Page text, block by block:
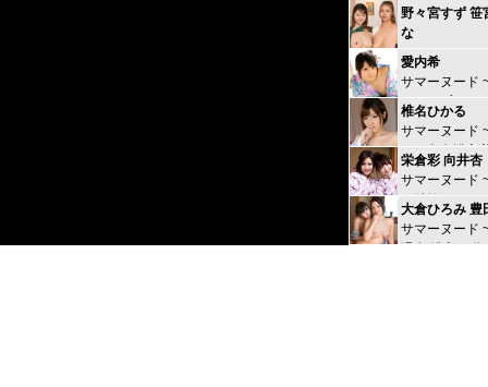
野々宮すず 笹
な
タイムファッ
ディット 時間
れ ~高級レス
編~
愛内希
サマーヌード
de Sex 交わ
椎名ひかる
サマーヌード
かな色白浴衣
秘密の花園 夏
全て開放しま
栄倉彩 向井杏
サマーヌード
ワ姉妹とWデ
行 夜の宴はス
ング！~
大倉ひろみ 豊
サマーヌード